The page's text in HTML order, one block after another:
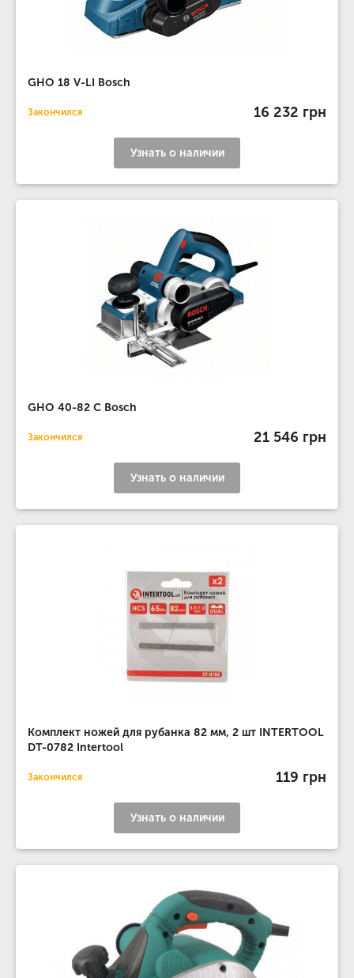
GHO 18 V-LI Bosch
Закончился 16 232 грн
Узнать о наличии
GHO 40-82 C Bosch
Закончился 21 546 грн
Узнать о наличии
Комплект ножей для рубанка 82 мм, 2 шт INTERTOOL
DT-0782 Intertool
Закончился 119 грн
Узнать о наличии